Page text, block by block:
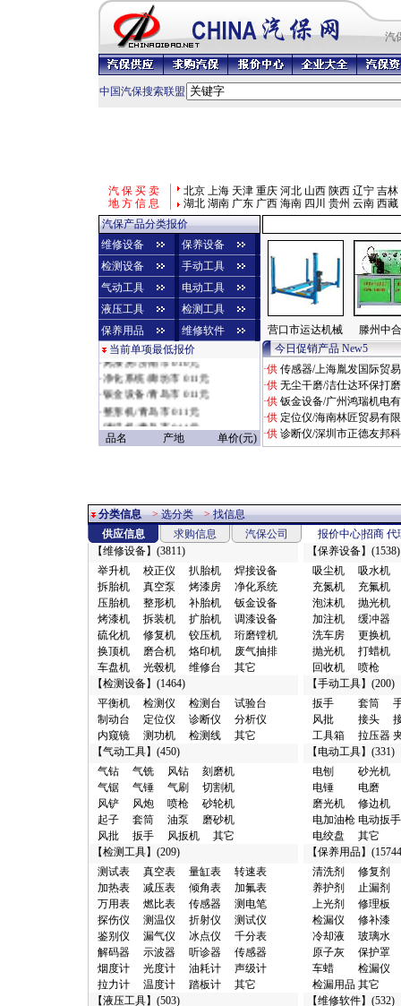
汽
中国汽保搜索联盟
汽 保 买 卖
地 方 信 息
北京 上海 天津 重庆 河北 山西 陕西 辽宁 吉林
湖北 湖南 广东 广西 海南 四川 贵州 云南 西藏
汽保产品分类报价
维修设备
保养设备
检测设备
手动工具
气动工具
电动工具
液压工具
检测工具
保养用品
维修软件
当前单项最低报价
烤漆房/济南市 010元
净化系统/廊坊市 011元
·钣金设备/青岛市 011元
整形机/青岛市 011元
清洗机/青岛市 011元
充电机/青岛市 011元
·其它/浦东新区
1.37953518729114E19元
·电磨/郑州市 1.8元
·焊接设备/郑州市 1.8元
·喷枪/郑州市 1.8元
·配件附件/商丘市 10元
·电器仪表/广州市 10元
·缓冲器/郑州市 10元
·检漏仪/武汉市 10元
·发动机配件/廊坊市 10元
·转向配件/广州市 10元
·清洗设备/沧州市 10元
·传动配件/其它地区 10元
·车身附件/广州市 10元
·油水分离/廊坊市 10元
·风钻/廊坊市 10元
上光剂/东莞市 10元
行走配件/广州市 10元
制动配件/广州市 10元
·检测仪/丰台区 10元
·横向件及其它/广州市 10元
·其它类/西安市 100元
·汽车漆/广州市 100元
·烟度计/和平区 100元
·真空泵/廊坊市 100元
·分析仪/西青区 100元
·接头/东莞市 100元
·试验台/西青区 100元
·清洗剂/东城区 100元
·化工试剂/黄浦区 1000元
·汽车销售/聊城市 1000元
品名 产地 单价(元)
营口市运达机械
滕州中
今日促销产品 New5
·供 传感器/上海胤发国际贸
·供 无尘干磨/洁仕达环保打
·供 钣金设备/广州鸿瑞机电
·供 定位仪/海南林匠贸易有
·供 诊断仪/深圳市正德友邦
分类信息>选分类>找信息
供应信息
求购信息 汽保公司 报价中心招商 代
【维修设备】(3811)
举升机
校正仪 扒胎机
焊接设备
拆胎机
真空泵 烤漆房
净化系统
压胎机
整形机 补胎机
钣金设备
烤漆机
拆装机 扩胎机
调漆设备
硫化机
修复机 铰压机
珩磨镗机
换顶机
磨合机 烙印机
废气抽排
车盘机
光毂机 维修台
其它
【检测设备】(1464)
平衡机
检测仪 检测台
试验台
制动台
定位仪 诊断仪
分析仪
内窥镜
测功机 检测线
其它
【气动工具】(450)
气钻
气铣 风钻
刻磨机
气锯
气锤 气刷
切割机
风铲
风炮 喷枪
砂轮机
起子
套筒 油泵
磨砂机
风批
扳手 风扳机
其它
【检测工具】(209)
测试表
真空表 量缸表
转速表
加热表
减压表 倾角表
加氟表
万用表
燃比表 传感器
测电笔
探伤仪
测温仪 折射仪
测试仪
鉴别仪
漏气仪 冰点仪
千分表
解码器
示波器 听诊器
传感器
烟度计
光度计 油耗计
声级计
拉力计
温度计 踏板计
其它
【液压工具】(503)
【保养设备】(1538)
吸尘机
吸水机
充氮机
充氟机
泡沫机
抛光机
加注机
缓冲器
洗车房
更换机
抛光机
打蜡机
回收机
喷枪
【手动工具】(200)
扳手
套筒
风批
接头
工具箱
拉压器
【电动工具】(331)
电刨
砂光机
电锤
电磨
磨光机
修边机
电加油枪 电动扳手
电绞盘
其它
【保养用品】
清洗剂
修复剂
养护剂
止漏剂
上光剂
修理板
检漏仪
修补漆
冷却液
玻璃水
原子灰
保护罩
车蜡
检漏仪
检漏用品 其它
【维修软件】(532)